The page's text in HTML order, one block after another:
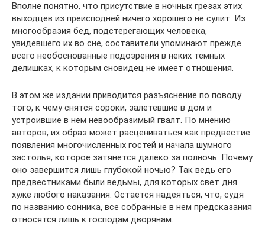
Вполне понятно, что присутствие в ночных грезах этих
выходцев из преисподней ничего хорошего не сулит. Из
многообразия бед, подстерегающих человека,
увидевшего их во сне, составители упоминают прежде
всего необоснованные подозрения в неких темных
делишках, к которым сновидец не имеет отношения.
В этом же издании приводится разъяснение по поводу
того, к чему снятся сороки, залетевшие в дом и
устроившие в нем невообразимый гвалт. По мнению
авторов, их образ может расцениваться как предвестие
появления многочисленных гостей и начала шумного
застолья, которое затянется далеко за полночь. Почему
оно завершится лишь глубокой ночью? Так ведь его
предвестниками были ведьмы, для которых свет дня
хуже любого наказания. Остается надеяться, что, судя
по названию сонника, все собранные в нем предсказания
относятся лишь к господам дворянам.